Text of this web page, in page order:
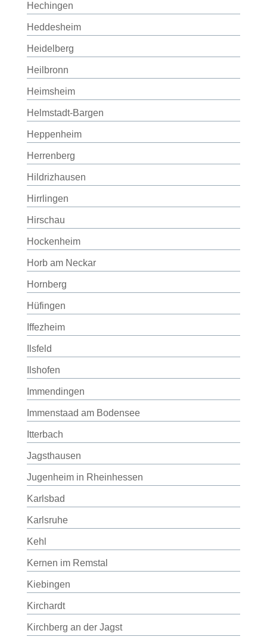
Hechingen
Heddesheim
Heidelberg
Heilbronn
Heimsheim
Helmstadt-Bargen
Heppenheim
Herrenberg
Hildrizhausen
Hirrlingen
Hirschau
Hockenheim
Horb am Neckar
Hornberg
Hüfingen
Iffezheim
Ilsfeld
Ilshofen
Immendingen
Immenstaad am Bodensee
Itterbach
Jagsthausen
Jugenheim in Rheinhessen
Karlsbad
Karlsruhe
Kehl
Kernen im Remstal
Kiebingen
Kirchardt
Kirchberg an der Jagst